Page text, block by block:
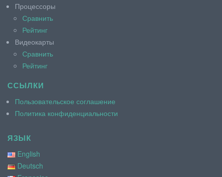
Процессоры
Сравнить
Рейтинг
Видеокарты
Сравнить
Рейтинг
ССЫЛКИ
Пользовательское соглашение
Политика конфиденциальности
ЯЗЫК
English
Deutsch